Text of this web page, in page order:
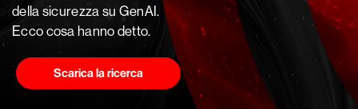
della sicurezza su GenAI.
Ecco cosa hanno detto.
Scarica la ricerca